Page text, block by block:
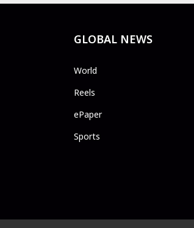
GLOBAL NEWS
World
Reels
ePaper
Sports